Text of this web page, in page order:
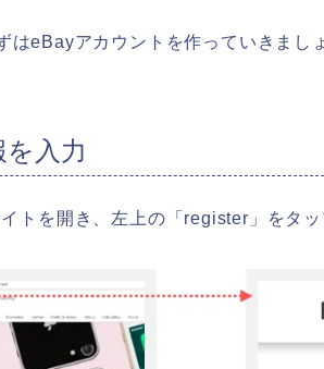
はeBayアカウントを作っていきまし
を入力
トを開き、左上の「register」をタッ